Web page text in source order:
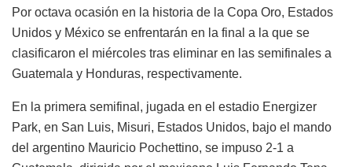
Por octava ocasión en la historia de la Copa Oro, Estados
Unidos y México se enfrentarán en la final a la que se
clasificaron el miércoles tras eliminar en las semifinales a
Guatemala y Honduras, respectivamente.
En la primera semifinal, jugada en el estadio Energizer
Park, en San Luis, Misuri, Estados Unidos, bajo el mando
del argentino Mauricio Pochettino, se impuso 2-1 a